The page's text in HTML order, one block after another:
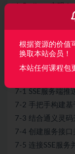
6-5 ollama实现
6-6 使用service
6-8 StopWatch
第7章 【服务端
7-1 SSE服务端推
7-2 手把手构建基
7-3 结合通义灵码
7-4 创建服务接口
7-5 连接SSE服务
根据资源的价值
换取本站会员！
本站任何课程包